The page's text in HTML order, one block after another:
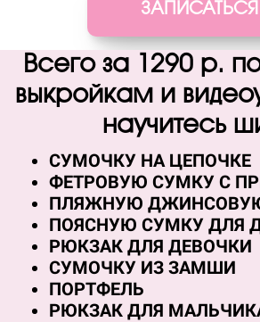
ЗАПИСАТЬСЯ
Всего за1290 р. п
выкройкам и
научитесь
СУМОЧКУ НА ЦЕПОЧКЕ
ФЕТРОВУЮ СУМКУ С
ПЛЯЖНУЮ
ПОЯСНУЮ СУМКУ ДЛЯ
РЮКЗАК ДЛЯ ДЕВОЧКИ
СУМОЧКУ ИЗ ЗАМШИ
ПОРТФЕЛЬ
РЮКЗАК ДЛЯ